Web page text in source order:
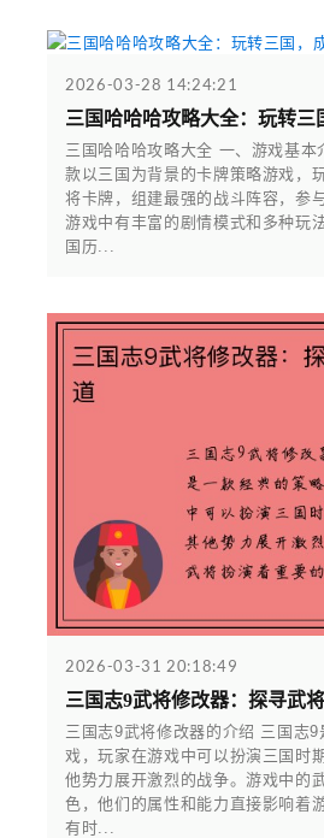
2026-03-28 14:24:21
三国哈哈哈攻略大全：玩转三
三国哈哈哈攻略大全 一、游戏基本
款以三国为背景的卡牌策略游戏，
将卡牌，组建最强的战斗阵容，参
游戏中有丰富的剧情模式和多种玩
国历...
2026-03-31 20:18:49
三国志9武将修改器：探寻武
三国志9武将修改器的介绍 三国志
戏，玩家在游戏中可以扮演三国时
他势力展开激烈的战争。游戏中的
色，他们的属性和能力直接影响着
有时...